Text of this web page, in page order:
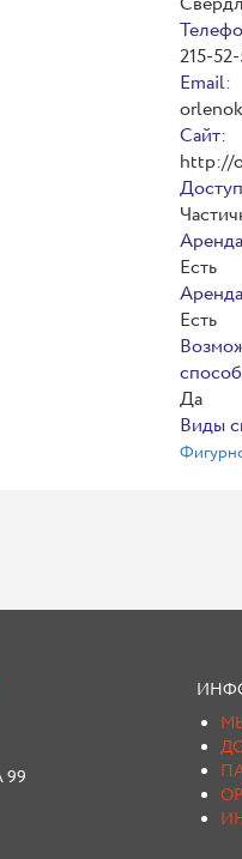
215-
Email:
Сайт:
http://
Есть
Есть
Да
Виды
99